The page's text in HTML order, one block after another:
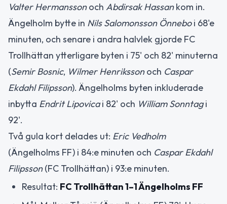
Valter Hermanssonoch Abdirsak Hassankom in.
Ängelholm bytte in Nils Salomonsson Önneboi 68'e
minuten, och senare i andra halvlek gjorde FC
Trollhättan ytterligare byten i 75' och 82' minuterna
(Semir Bosnic, Wilmer Henrikssonoch Caspar
Ekdahl Filipsson). Ängelholms byten inkluderade
inbytta Endrit Lipovicai 82' och William Sonntagi
92'.
Två gula kort delades ut: Eric Vedholm
(Ängelholms FF) i 84:e minuten och Caspar Ekdahl
Filipsson(FC Trollhättan) i 93:e minuten.
Resultat: FC Trollhättan 1–1 Ängelholms FF